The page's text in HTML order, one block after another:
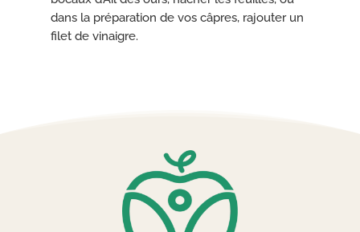
dans la préparation de vos câpres, rajouter un
filet de vinaigre.